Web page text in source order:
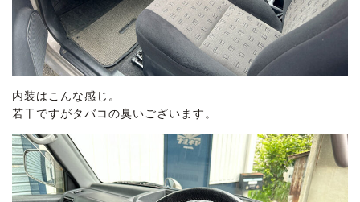
内装はこんな感じ。
若干ですがタバコの臭いございます。